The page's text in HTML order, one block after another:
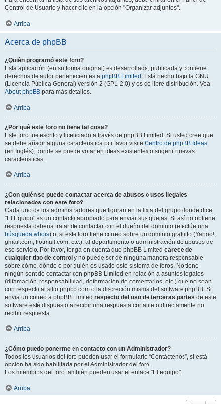
Control de Usuario y hacer clic en la opción "Organizar adjuntos".
Arriba
Acerca de phpBB
¿Quién programó este foro?
Esta aplicación (en su forma original) es desarrollada, publicada y contiene
derechos de autor pertenecientes a phpBB Limited . Está hecho bajo la GNU
(Licencia Pública General) versión 2 (GPL-2.0) y es de libre distribución. Vea
About phpBB para más detalles.
Arriba
¿Por qué este foro no tiene tal cosa?
Este foro fue escrito y licenciado a través de phpBB Limited. Si usted cree que
se debe añadir alguna característica por favor visite Centro de phpBB Ideas
(en Inglés), donde se puede votar en ideas existentes o sugerir nuevas
características.
Arriba
¿Con quién se puede contactar acerca de abusos o usos ilegales
relacionados con este foro?
Cada uno de los administradores que figuran en la lista del grupo donde dice
"El Equipo" es un contacto apropiado para enviar sus quejas. Si así no obtiene
respuesta debería tratar de contactar con el dueño del dominio (efectúe una
búsqueda whois) o, si este foro tiene correo sobre un dominio gratuito (Yahoo!,
gmail.com, hotmail.com, etc.), al departamento o administración de abusos de
ese servicio. Por favor, tenga en cuenta que phpBB Limited carece de
cualquier tipo de control y no puede ser de ninguna manera responsable
sobre cómo, dónde o por quién es usado este sistema de foros. No tiene
ningún sentido contactar con phpBB Limited en relación a asuntos legales
(difamación, responsabilidad, deformación de comentarios, etc.) que no sean
con respecto al sitio phpbb.com o la discreción misma del software phpBB. Si
envia un correo a phpBB Limited respecto del uso de terceras partes de este
software esté dispuesto a recibir una respuesta cortante o directamente no
recibir respuesta.
Arriba
¿Cómo puedo ponerme en contacto con un Administrador?
Todos los usuarios del foro pueden usar el formulario “Contáctenos”, si está
opción ha sido habilitada por el Administrador del foro.
Los miembros del foro también pueden usar el enlace "El equipo".
Arriba